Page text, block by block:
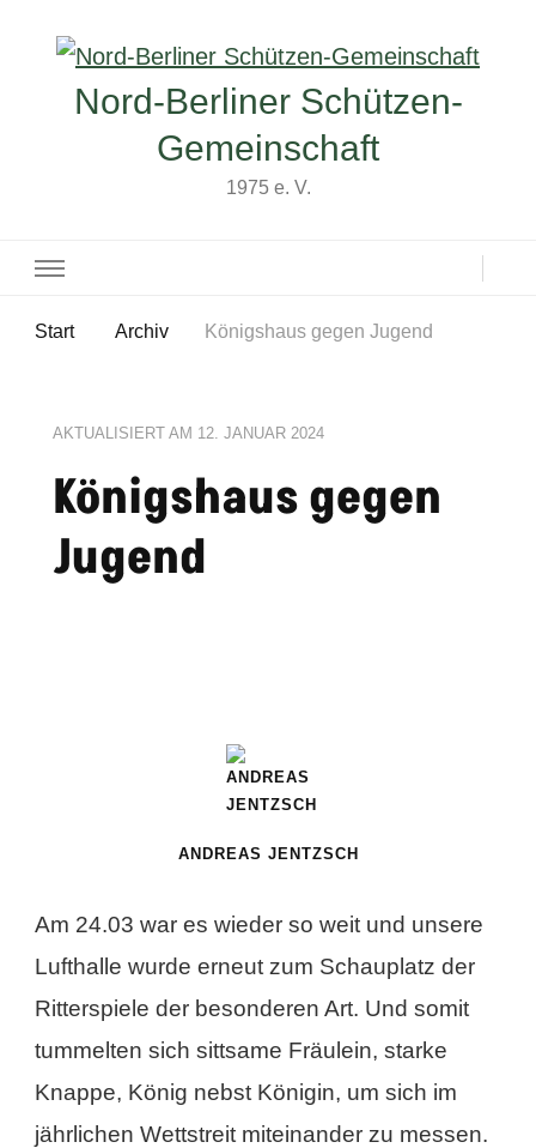
Nord-Berliner Schützen-
Gemeinschaft
1975 e. V.
Start Archiv Königshaus gegen Jugend
AKTUALISIERT AM 12. JANUAR 2024
Königshaus gegen
Jugend
ANDREAS JENTZSCH
Am 24.03 war es wieder so weit und unsere
Lufthalle wurde erneut zum Schauplatz der
Ritterspiele der besonderen Art. Und somit
tummelten sich sittsame Fräulein, starke
Knappe, König nebst Königin, um sich im
jährlichen Wettstreit miteinander zu messen.